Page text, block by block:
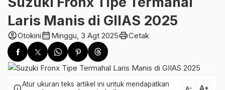
Laris Manis di GIIAS 2025
account_circleOtokinicalendar_month Minggu, 3 Agt 2025printCetak
Atur ukuran teks artikel ini untuk mendapatkan
text_decrease